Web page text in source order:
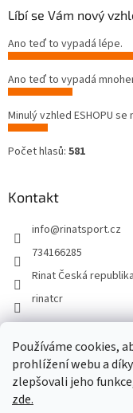
Používáme cookies,
prohlížení webu a
zlepšovali jeho
zde.
Líbí se Vám nový
Ano teď to vypadá lépe.
Ano teď to vypadá
Minulý vzhled ESHOPU se
Počet hlasů: 581
Kontakt
info@rinatsport.cz
734166285
Rinat Česká republika
rinatcr
Rinat